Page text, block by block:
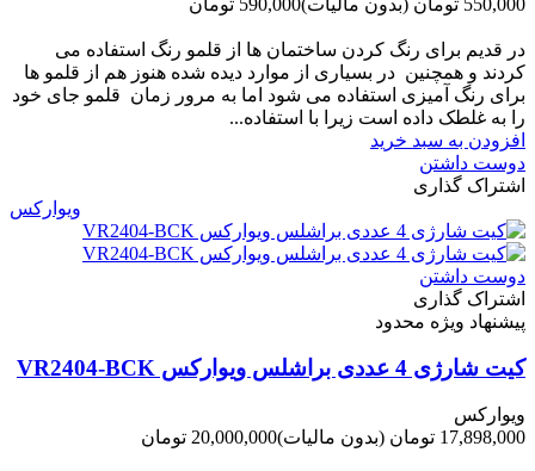
در قدیم برای رنگ کردن ساختمان ها از قلمو رنگ استفاده می
کردند و همچنین در بسیاری از موارد دیده شده هنوز هم از قلمو ها
برای رنگ آمیزی استفاده می شود اما به مرور زمان قلمو جای خود
را به غلطک داده است زیرا با استفاده...
افزودن به سبد خرید
دوست داشتن
اشتراک گذاری
ویوارکس
دوست داشتن
اشتراک گذاری
پیشنهاد ویژه محدود
کیت شارژی 4 عددی براشلس ویوارکس VR2404-BCK
ویوارکس
17,898,000 تومان
(بدون مالیات)20,000,000 تومان